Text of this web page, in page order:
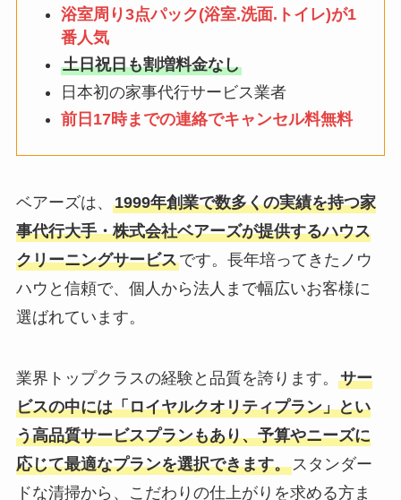
浴室周り3点パック(浴室.洗面.トイレ)が1
番人気
土日祝日も割増料金なし
日本初の家事代行サービス業者
前日17時までの連絡でキャンセル料無料
ベアーズは、 1999年創業で数多くの実績を持つ家
事代行大手・株式会社ベアーズが提供するハウス
クリーニングサービスです。長年培ってきたノウ
ハウと信頼で、個人から法人まで幅広いお客様に
選ばれています。
業界トップクラスの経験と品質を誇ります。 サー
ビスの中には「ロイヤルクオリティプラン」とい
う高品質サービスプランもあり、予算やニーズに
応じて最適なプランを選択できます。スタンダー
ドな清掃から、こだわりの仕上がりを求める方ま